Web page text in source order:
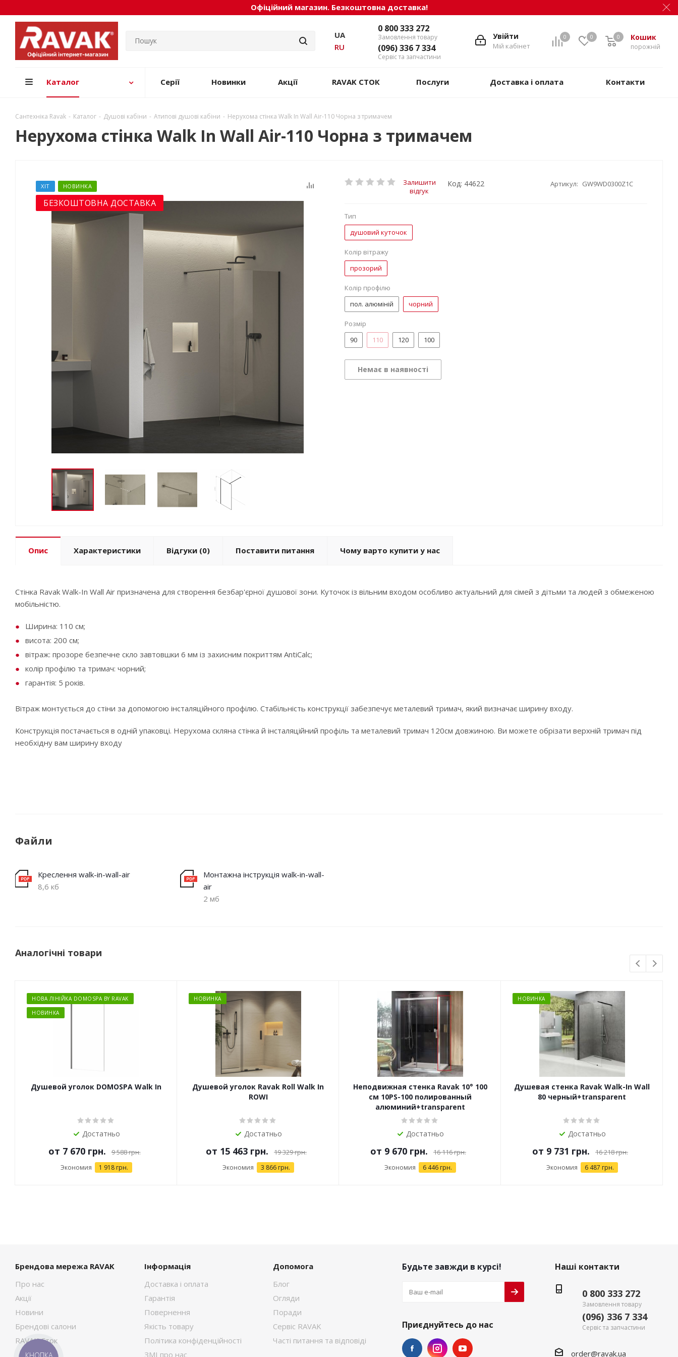
Офіційний магазин. Безкоштовна доставка!
0 0 Кошик
порожній
0
Увійти
Мій кабінет
0 800 333 272
Замовлення товару
(096) 336 7 334
Сервіс та запчастини
UA
RU
Каталог Серії Новинки Акції RAVAK СТОК Послуги Доставка і оплата Контакти
Сантехніка Ravak - Каталог - Душові кабіни - Атипові душові кабіни - Нерухома стінка Walk In Wall Air-110 Чорна з тримачем
Нерухома стінка Walk In Wall Air-110 Чорна з тримачем
ХІТ НОВИНКА
БЕЗКОШТОВНА ДОСТАВКА
Залишити
відгук
Код: 44622 Артикул: GW9WD0300Z1C
Тип
душовий куточок
Колір вітражу
прозорий
Колір профілю
пол. алюміній
чорний
Розмір
90
110 120 100
Немає в наявності
Опис Характеристики Відгуки (0) Поставити питання Чому варто купити у нас
Стінка Ravak Walk-In Wall Air призначена для створення безбар'єрної душової зони. Куточок із вільним входом особливо актуальний для сімей з дітьми та людей з обмеженою
мобільністю.
Ширина: 110 см;
висота: 200 см;
вітраж: прозоре безпечне скло завтовшки 6 мм із захисним покриттям AntiCalc;
колір профілю та тримач: чорний;
гарантія: 5 років.
Вітраж монтується до стіни за допомогою інсталяційного профілю. Стабільність конструкції забезпечує металевий тримач, який визначає ширину входу.
Конструкція постачається в одній упаковці. Нерухома скляна стінка й інсталяційний профіль та металевий тримач 120см довжиною. Ви можете обрізати верхній тримач під
необхідну вам ширину входу
Файли
Креслення walk-in-wall-air
8,6 кб
Монтажна інструкція walk-in-wall-
air
2 мб
Аналогічні товари
НОВА ЛІНІЙКА DOMOSPA BY RAVAK
НОВИНКА
Душевой уголок DOMOSPA Walk In
Достатньо
от 7 670 грн. 9 588 грн.
Экономия 1 918 грн.
НОВИНКА
Душевой уголок Ravak Roll Walk In
ROWI
Достатньо
от 15 463 грн. 19 329 грн.
Экономия 3 866 грн.
Неподвижная стенка Ravak 10° 100
см 10PS-100 полированный
алюминий+transparent
Достатньо
от 9 670 грн. 16 116 грн.
Экономия 6 446 грн.
НОВИНКА
Душевая стенка Ravak Walk-In Wall
80 черный+transparent
Достатньо
от 9 731 грн. 16 218 грн.
Экономия 6 487 грн.
Брендова мережа RAVAK
Про нас
Акції
Новини
Брендові салони
RAVAK Сток
Інформація
Доставка і оплата
Гарантія
Повернення
Якість товару
Політика конфіденційності
ЗМІ про нас
Допомога
Блог
Огляди
Поради
Сервіс RAVAK
Часті питання та відповіді
Будьте завжди в курсі!
Приєднуйтесь до нас
Наші контакти
0 800 333 272
Замовлення товару
(096) 336 7 334
Сервіс та запчастини
order@ravak.ua